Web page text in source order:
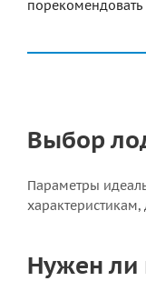
Выбор
Параметры
характеристикам,
Нужен ли